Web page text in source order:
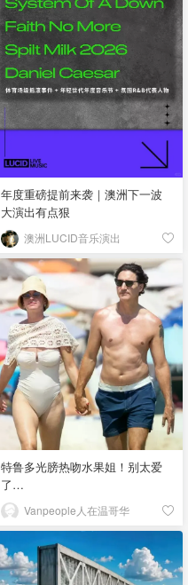
年度重磅提前来袭｜澳洲下一波
大演出有点狠
澳洲LUCID音乐演出
特鲁多光膀热吻水果姐！别太爱
了…
Vanpeople人在温哥华